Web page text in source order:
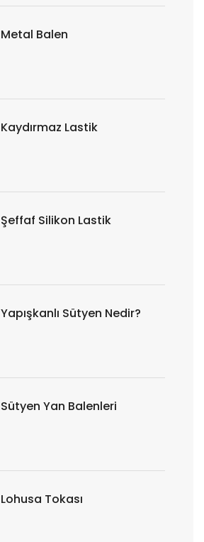
Metal Balen
Kaydırmaz Lastik
Şeffaf Silikon Lastik
Yapışkanlı Sütyen Nedir?
Sütyen Yan Balenleri
Lohusa Tokası